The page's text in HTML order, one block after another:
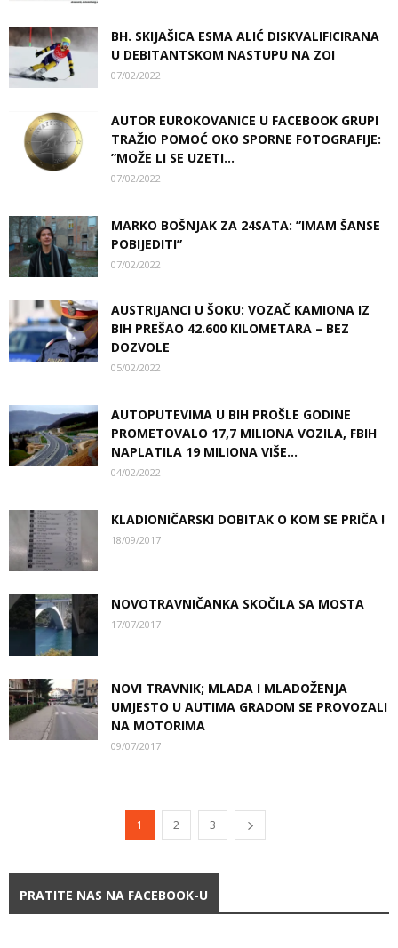
BH. SKIJAŠICA ESMA ALIĆ DISKVALIFICIRANA
U DEBITANTSKOM NASTUPU NA ZOI
07/02/2022
AUTOR EUROKOVANICE U FACEBOOK GRUPI
TRAŽIO POMOĆ OKO SPORNE FOTOGRAFIJE:
”MOŽE LI SE UZETI...
07/02/2022
MARKO BOŠNJAK ZA 24SATA: ”IMAM ŠANSE
POBIJEDITI”
07/02/2022
AUSTRIJANCI U ŠOKU: VOZAČ KAMIONA IZ
BIH PREŠAO 42.600 KILOMETARA – BEZ
DOZVOLE
05/02/2022
AUTOPUTEVIMA U BIH PROŠLE GODINE
PROMETOVALO 17,7 MILIONA VOZILA, FBIH
NAPLATILA 19 MILIONA VIŠE...
04/02/2022
KLADIONIČARSKI DOBITAK O KOM SE PRIČA !
18/09/2017
NOVOTRAVNIČANKA SKOČILA SA MOSTA
17/07/2017
NOVI TRAVNIK; MLADA I MLADOŽENJA
UMJESTO U AUTIMA GRADOM SE PROVOZALI
NA MOTORIMA
09/07/2017
1 2 3
PRATITE NAS NA FACEBOOK-U